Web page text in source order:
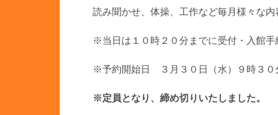
読み聞かせ、体操、工作など毎月様々な
※当日は１０時２０分までに受付・入館手
※予約開始日 ３月３０日（水）９時３０
※定員となり、締め切りいたしました。